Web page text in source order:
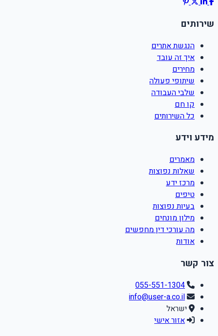
שירותים
הנגשת אתרים
איך זה עובד
מחירים
שיתופי פעולה
שלבי העבודה
קו חם
כל השירותים
מידע וידע
מאמרים
שאלות נפוצות
מרכז ידע
טיפים
בעיות נפוצות
מילון מונחים
מה עורכי דין מחפשים
אודות
צור קשר
055-551-1304
info@user-a.co.il
ישראל
אזור אישי